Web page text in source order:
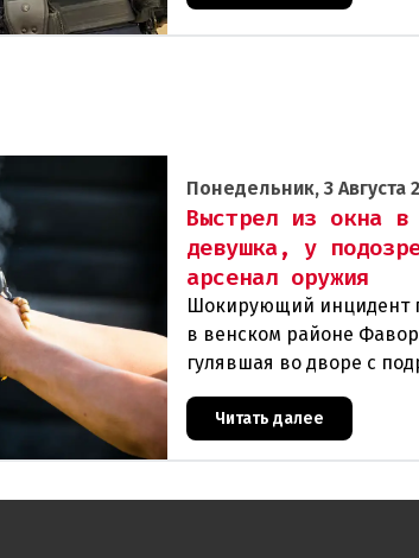
Понедельник, 3 Августа
Выстрел из окна
девушка, у
арсенал оружия
Шокирующий инцидент
в венском районе
гулявшая во дворе с
из пневматического
Читать далее